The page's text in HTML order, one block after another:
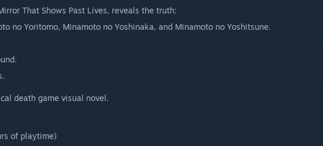
That Shows Past Lives, reveals the truth:
no Yoritomo, Minamoto no Yoshinaka, and Minamoto no Yoshitsune.
death game visual novel.
of playtime)